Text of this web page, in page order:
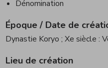
Dénomination
Époque / Date de
Dynastie Koryo; Xe siècle :
Lieu de création